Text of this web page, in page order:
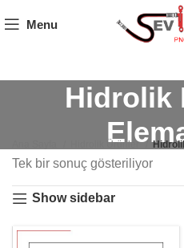
Menu
Hidrolik
Hidrolik Ürünler
Tek bir sonuç gösteriliyor
Show sidebar